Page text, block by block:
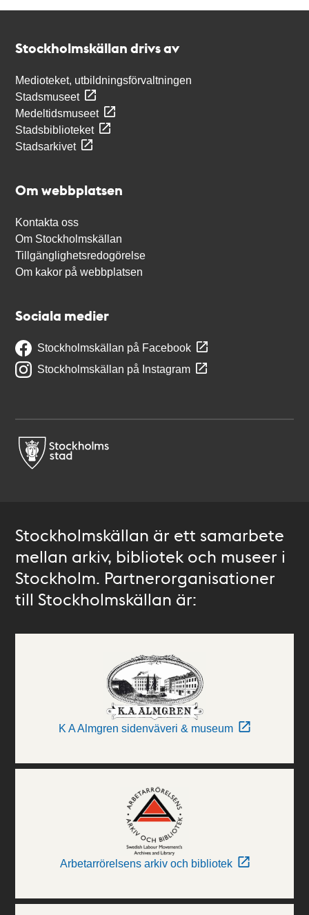
Stockholmskällan drivs av
Medioteket, utbildningsförvaltningen
Stadsmuseet
Medeltidsmuseet
Stadsbiblioteket
Stadsarkivet
Om webbplatsen
Kontakta oss
Om Stockholmskällan
Tillgänglighetsredogörelse
Om kakor på webbplatsen
Sociala medier
Stockholmskällan på Facebook
Stockholmskällan på Instagram
Stockholmskällan är ett samarbete
mellan arkiv, bibliotek och museer i
Stockholm. Partnerorganisationer
till Stockholmskällan är:
K A Almgren sidenväveri & museum
Arbetarrörelsens arkiv och bibliotek